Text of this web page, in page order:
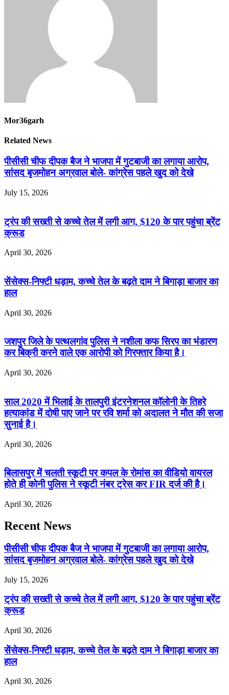
Mor36garh
Related News
पीसीसी चीफ दीपक बैज ने भाजपा में गुटबाजी का लगाया आरोप,
सांसद बृजमोहन अग्रवाल बोले- कांग्रेस पहले खुद को देखे
July 15, 2026
ट्रंप की सख्ती से कच्चे तेल में लगी आग, $120 के पार पहुंचा ब्रेंट
क्रूड
April 30, 2026
सेंसेक्स-निफ्टी धड़ाम, कच्चे तेल के बढ़ते दाम ने बिगाड़ा बाजार का
हाल
April 30, 2026
जशपुर जिले के पत्थलगांव पुलिस ने नशीला कफ सिरप का भंडारण
कर बिक्री करने वाले एक आरोपी को गिरफ्तार किया है।
April 30, 2026
साल 2020 में भिलाई के तालपुरी इंटरनेशनल कॉलोनी के तिहरे
हत्याकांड में दोषी पाए जाने पर रवि शर्मा को अदालत ने मौत की सजा
सुनाई है।
April 30, 2026
बिलासपुर में चलती स्कूटी पर कपल के रोमांस का वीडियो वायरल
होते ही कोनी पुलिस ने स्कूटी नंबर ट्रेस कर FIR दर्ज की है।
April 30, 2026
Recent News
पीसीसी चीफ दीपक बैज ने भाजपा में गुटबाजी का लगाया आरोप,
सांसद बृजमोहन अग्रवाल बोले- कांग्रेस पहले खुद को देखे
July 15, 2026
ट्रंप की सख्ती से कच्चे तेल में लगी आग, $120 के पार पहुंचा ब्रेंट
क्रूड
April 30, 2026
सेंसेक्स-निफ्टी धड़ाम, कच्चे तेल के बढ़ते दाम ने बिगाड़ा बाजार का
हाल
April 30, 2026